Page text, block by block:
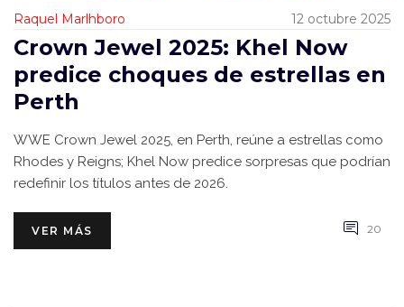
Raquel Marlhboro 12 octubre 2025
Crown Jewel 2025: Khel Now
predice choques de estrellas en
Perth
WWE Crown Jewel 2025, en Perth, reúne a estrellas como
Rhodes y Reigns; Khel Now predice sorpresas que podrían
redefinir los títulos antes de 2026.
VER MÁS 20